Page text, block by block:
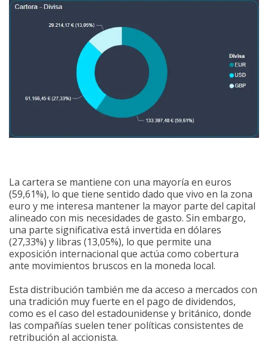
La cartera se mantiene con una mayoría en euros
(59,61%), lo que tiene sentido dado que vivo en la zona
euro y me interesa mantener la mayor parte del capital
alineado con mis necesidades de gasto. Sin embargo,
una parte significativa está invertida en dólares
(27,33%) y libras (13,05%), lo que permite una
exposición internacional que actúa como cobertura
ante movimientos bruscos en la moneda local.
Esta distribución también me da acceso a mercados con
una tradición muy fuerte en el pago de dividendos,
como es el caso del estadounidense y británico, donde
las compañías suelen tener políticas consistentes de
retribución al accionista.